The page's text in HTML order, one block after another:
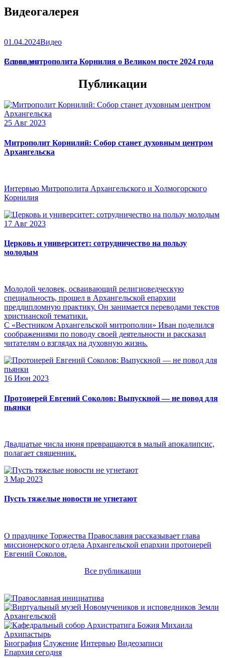
(икона),Игрицкая,Шуйская
Сергиевская(в Троице-Сергиевой Лавре).
Видеогалерея
01.04.2024Видео
Слово митрополита Корнилия о Великом посте 2024 года
Все видео
Публикации
25 Авг 2023
Митрополит Корнилий: Собор станет духовным центром
Архангельска
Интервью Митрополита Архангельского и Холмогорского
Корнилия
17 Авг 2023
Церковь и университет: сотрудничество на пользу
молодым
Молодой человек, осваивающий религиоведческую
специальность, прошел в Архангельской епархии
преддипломную практику. Он занимается переводами текстов
христианской тематики.
С «Вестником Архангельской митрополии» Иван поделился
соображениями по поводу своей деятельности и рассказал
читателям о взглядах на духовную жизнь.
16 Июн 2023
Протоиерей Евгений Соколов: Выпускной — не повод для
пьянки
Двадцатые числа июня превращаются в малый апокалипсис,
полагает священник.
3 Мар 2023
Пусть тяжелые новости не угнетают
О празднике Торжества Православия рассказывает глава
миссионерского отдела Архангельской епархии протоиерей
Евгений Соколов.
Все публикации
Архипастырь
Биография Служение Интервью Видеозаписи
Епархия сегодня